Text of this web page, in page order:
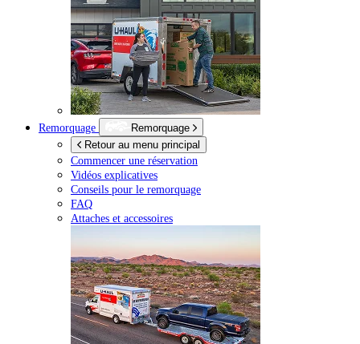
Remorquage
Remorquage
Retour au menu principal
Commencer une réservation
Vidéos explicatives
Conseils pour le remorquage
FAQ
Attaches et accessoires